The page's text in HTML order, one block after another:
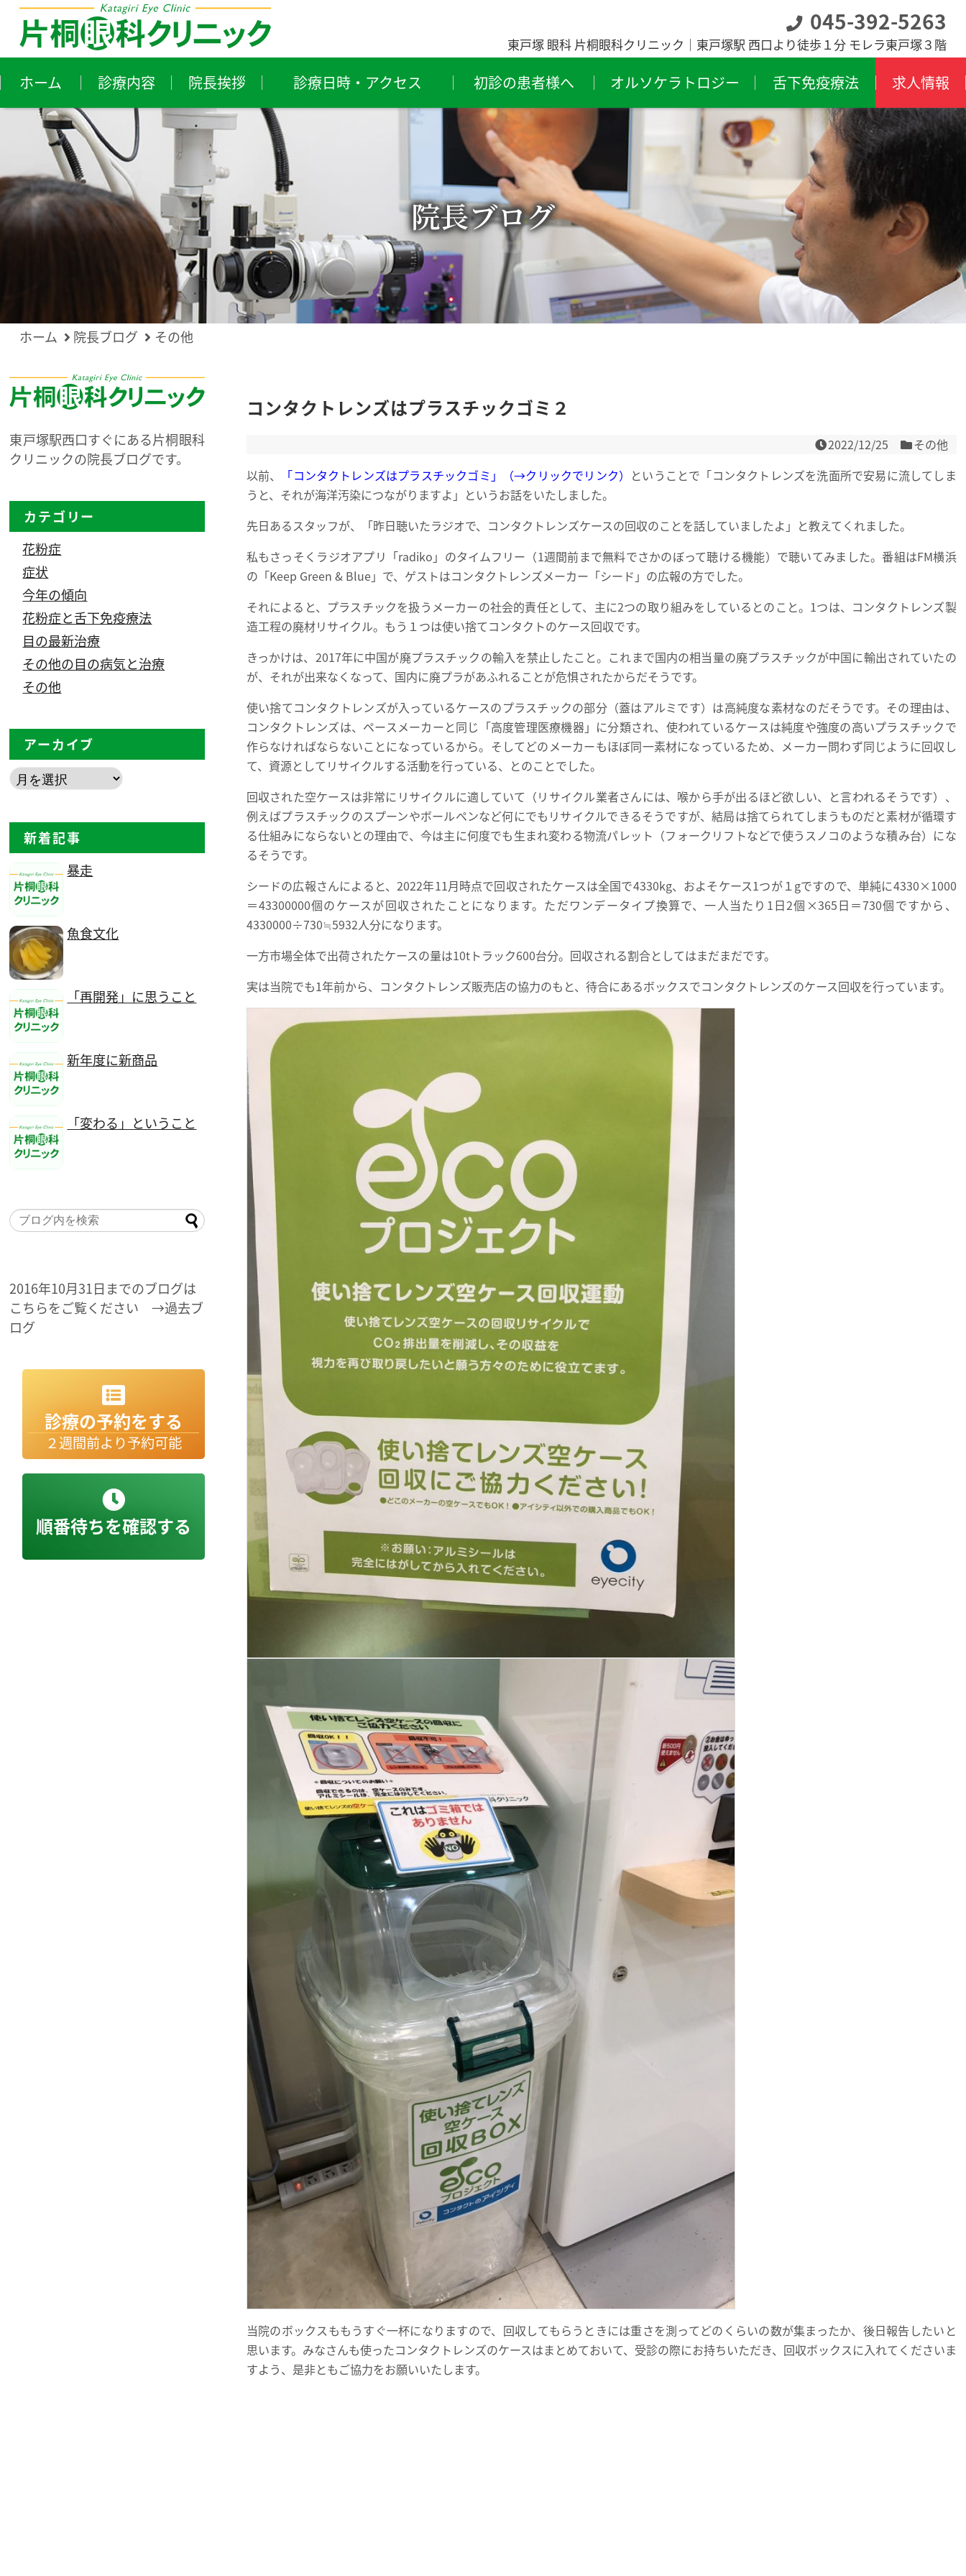
045-392-5263
東戸塚 眼科 片桐眼科クリニック｜東戸塚駅 西口より徒歩１分 モレラ東戸塚３階
ホーム 診療内容
近視・遠視・乱視
ものもらい
（霰粒腫・麦粒腫）
結膜炎 飛蚊症
白内障 緑内障 結膜下出血
斜視・弱視
小児眼科
院長挨拶 診療日時・アクセス 初診の患者様へ オルソケラトロジー 舌下免疫療法 求人情報
院長ブログ
ホーム 院長ブログ その他
コンタクトレンズはプラスチックゴミ２
2022/12/25
その他
以前、
「コンタクトレンズはプラスチックゴミ」（→クリックでリンク） ということで「コンタクトレンズを洗面所で安易に流してしま
うと、それが海洋汚染につながりますよ」というお話をいたしました。
先日あるスタッフが、「昨日聴いたラジオで、コンタクトレンズケースの回収のことを話していましたよ」と教えてくれました。
私もさっそくラジオアプリ「radiko」のタイムフリー（1週間前まで無料でさかのぼって聴ける機能）で聴いてみました。番組はFM横浜
の「Keep Green & Blue」で、ゲストはコンタクトレンズメーカー「シード」の広報の方でした。
それによると、プラスチックを扱うメーカーの社会的責任として、主に2つの取り組みをしているとのこと。1つは、コンタクトレンズ製
造工程の廃材リサイクル。もう１つは使い捨てコンタクトのケース回収です。
きっかけは、2017年に中国が廃プラスチックの輸入を禁止したこと。これまで国内の相当量の廃プラスチックが中国に輸出されていたの
が、それが出来なくなって、国内に廃プラがあふれることが危惧されたからだそうです。
使い捨てコンタクトレンズが入っているケースのプラスチックの部分（蓋はアルミです）は高純度な素材なのだそうです。その理由は、
コンタクトレンズは、ペースメーカーと同じ「高度管理医療機器」に分類され、使われているケースは純度や強度の高いプラスチックで
作らなければならないことになっているから。そしてどのメーカーもほぼ同一素材になっているため、メーカー問わず同じように回収し
て、資源としてリサイクルする活動を行っている、とのことでした。
回収された空ケースは非常にリサイクルに適していて（リサイクル業者さんには、喉から手が出るほど欲しい、と言われるそうです）、
例えばプラスチックのスプーンやボールペンなど何にでもリサイクルできるそうですが、結局は捨てられてしまうものだと素材が循環す
る仕組みにならないとの理由で、今は主に何度でも生まれ変わる物流パレット（フォークリフトなどで使うスノコのような積み台）にな
るそうです。
シードの広報さんによると、2022年11月時点で回収されたケースは全国で4330kg、およそケース1つが１gですので、単純に4330×1000
＝43300000個のケースが回収されたことになります。ただワンデータイプ換算で、一人当たり1日2個×365日＝730個ですから、
4330000÷730≒5932人分になります。
一方市場全体で出荷されたケースの量は10tトラック600台分。回収される割合としてはまだまだです。
実は当院でも1年前から、コンタクトレンズ販売店の協力のもと、待合にあるボックスでコンタクトレンズのケース回収を行っています。
当院のボックスももうすぐ一杯になりますので、回収してもらうときには重さを測ってどのくらいの数が集まったか、後日報告したいと
思います。みなさんも使ったコンタクトレンズのケースはまとめておいて、受診の際にお持ちいただき、回収ボックスに入れてくださいま
すよう、是非ともご協力をお願いいたします。
東戸塚駅西口すぐにある片桐眼科
クリニックの院長ブログです。
カテゴリー
花粉症
症状
今年の傾向
花粉症と舌下免疫療法
目の最新治療
その他の目の病気と治療
その他
アーカイブ
新着記事
暴走
魚食文化
「再開発」に思うこと
新年度に新商品
「変わる」ということ
2016年10月31日までのブログは
こちらをご覧ください →過去ブ
ログ
診療の予約をする
２週間前より予約可能
順番待ちを確認する